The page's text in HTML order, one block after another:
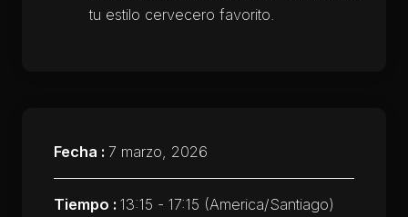
tu estilo cervecero favorito.
Fecha : 7 marzo, 2026
Tiempo : 13:15 - 17:15 (America/Santiago)